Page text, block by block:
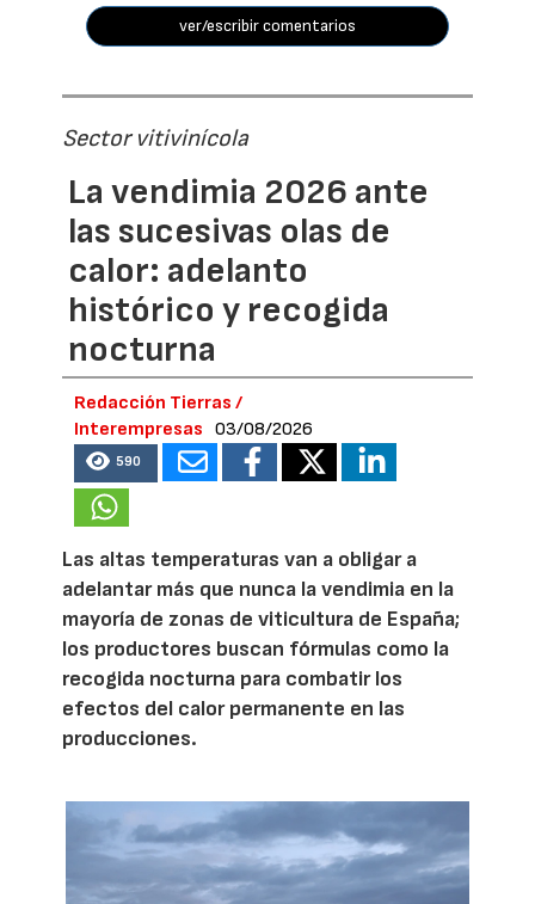
ver/escribir comentarios
Sector vitivinícola
La vendimia 2026 ante
las sucesivas olas de
calor: adelanto
histórico y recogida
nocturna
Redacción Tierras /
Interempresas
03/08/2026
590
Las altas temperaturas van a obligar a
adelantar más que nunca la vendimia en la
mayoría de zonas de viticultura de España;
los productores buscan fórmulas como la
recogida nocturna para combatir los
efectos del calor permanente en las
producciones.